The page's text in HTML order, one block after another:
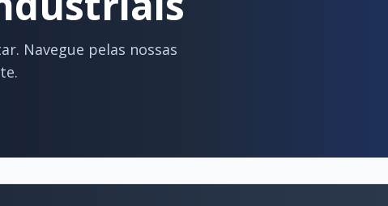
Navegue pelas nossas